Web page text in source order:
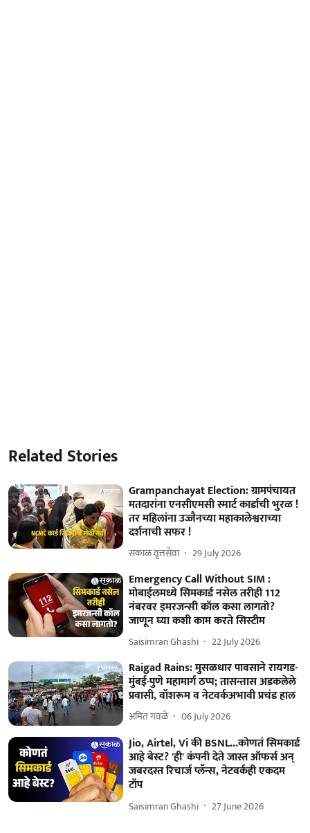
Related Stories
Grampanchayat Election: ग्रामपंचायत
मतदारांना एनसीएमसी स्मार्ट कार्डाची भुरळ !
तर महिलांना उज्जैनच्या महाकालेश्वराच्या
दर्शनाची सफर !
सकाळ वृत्तसेवा 29 July 2026
Emergency Call Without SIM :
मोबाईलमध्ये सिमकार्ड नसेल तरीही 112
नंबरवर इमरजन्सी कॉल कसा लागतो?
जाणून घ्या कशी काम करते सिस्टीम
Saisimran Ghashi 22 July 2026
Raigad Rains: मुसळधार पावसाने रायगड-
मुंबई-पुणे महामार्ग ठप्प; तासन्तास अडकलेले
प्रवासी, वॉशरूम व नेटवर्कअभावी प्रचंड हाल
अमित गवळे 06 July 2026
Jio, Airtel, Vi की BSNL...कोणतं सिमकार्ड
आहे बेस्ट? 'ही' कंपनी देते जास्त ऑफर्स अन्
जबरदस्त रिचार्ज प्लॅन्स, नेटवर्कही एकदम
टॉप
Saisimran Ghashi 27 June 2026